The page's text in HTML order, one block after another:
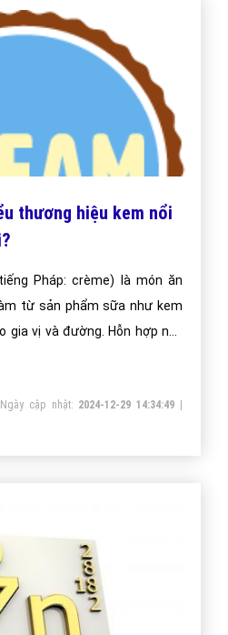
thương hiệu kem nổi
Pháp: crème) là món ăn
từ sản phẩm sữa như kem
gia vị và đường. Hỗn hợp này
cập nhật: 2024-12-29 14:34:49